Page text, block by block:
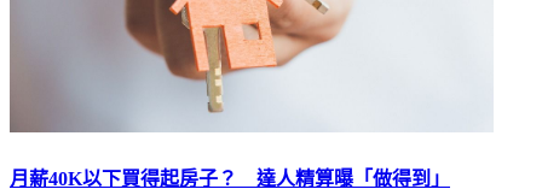
月薪40K以下買得起房子？ 達人精算曝「做得到」